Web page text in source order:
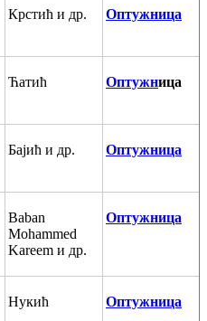
Крстић и др. Оптужница
Ћатић Оптужница
Бајић и др. Оптужница
Baban
Mohammed
Kareem и др.
Оптужница
Нукић Оптужница